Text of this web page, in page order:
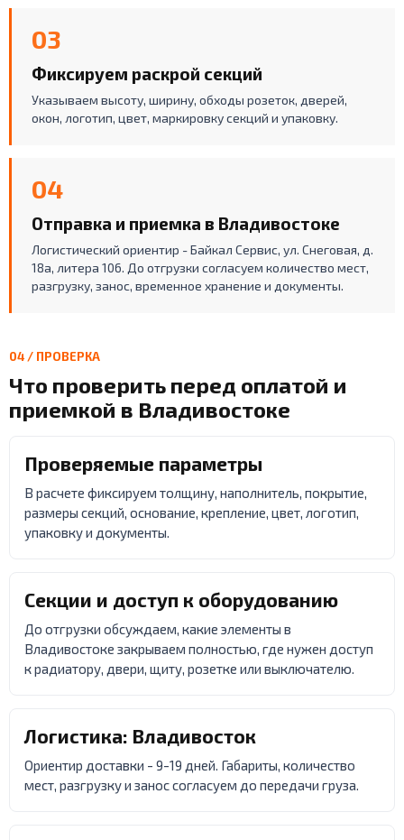
03
Фиксируем раскрой секций
Указываем высоту, ширину, обходы розеток, дверей,
окон, логотип, цвет, маркировку секций и упаковку.
04
Отправка и приемка в Владивостоке
Логистический ориентир - Байкал Сервис, ул. Снеговая, д.
18а, литера 106. До отгрузки согласуем количество мест,
разгрузку, занос, временное хранение и документы.
04 / ПРОВЕРКА
Что проверить перед оплатой и
приемкой в Владивостоке
Проверяемые параметры
В расчете фиксируем толщину, наполнитель, покрытие,
размеры секций, основание, крепление, цвет, логотип,
упаковку и документы.
Секции и доступ к оборудованию
До отгрузки обсуждаем, какие элементы в
Владивостоке закрываем полностью, где нужен доступ
к радиатору, двери, щиту, розетке или выключателю.
Логистика: Владивосток
Ориентир доставки - 9-19 дней. Габариты, количество
мест, разгрузку и занос согласуем до передачи груза.